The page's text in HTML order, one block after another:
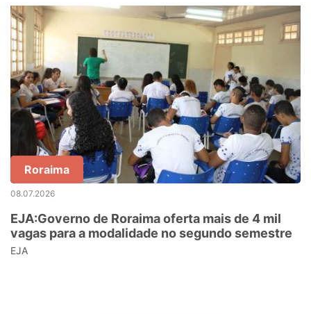
Roraima
08.07.2026
EJA:Governo de Roraima oferta mais de 4 mil
vagas para a modalidade no segundo semestre
EJA